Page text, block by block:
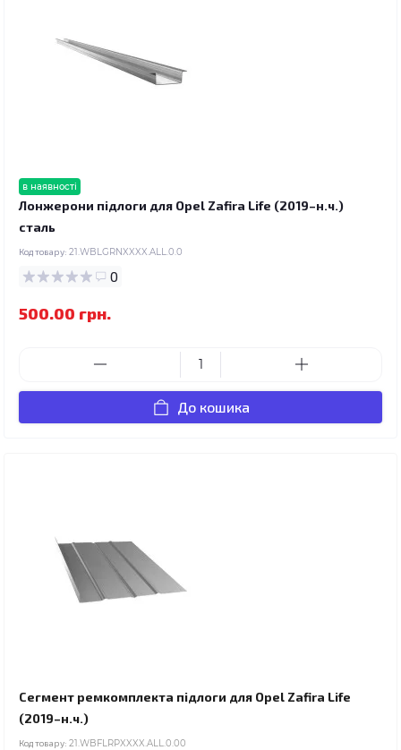
в наявності
Лонжерони підлоги для Opel Zafira Life (2019–н.ч.)
сталь
Код товару: 21.WBLGRNXXXX.ALL.0.0
0
500.00 грн.
До кошика
Сегмент ремкомплекта підлоги для Opel Zafira Life
(2019–н.ч.)
Код товару: 21.WBFLRPXXXX.ALL.0.00